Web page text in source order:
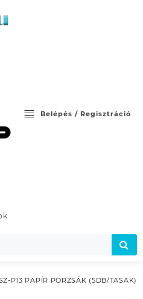
Belépés / Regisztráció
P13 PAPÍR PORZSÁK (5DB/TASAK)